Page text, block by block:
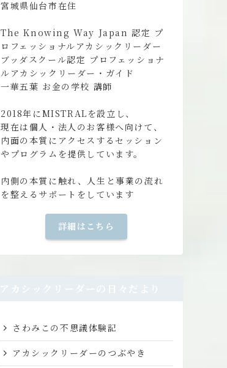
宮城県仙台市在住
The Knowing Way Japan 認定 プ
ロフェッショナルアカシックリーダー
ブッダスクール認定 プロフェッショナ
ルアカシックリーダー・ガイド
一華五葉 お金の学校 講師
2018年にMISTRALを設立し、
現在は個人・法人のお客様へ向けて、
内面の本質にアクセスするセッション
やプログラムを提供しています。
内側の本質に触れ、人生と事業の流れ
を整えるサポートをしています
詳細はこちら
さわみこの不思議体験記
アカシックリーダーのつぶやき